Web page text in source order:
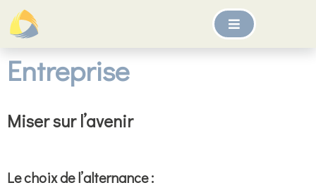
Entreprise
Miser sur l’avenir
Le choix de l’alternance :